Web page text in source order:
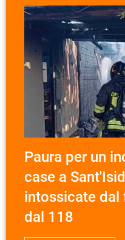
Paura per un
case a
intossicate dal
dal 118